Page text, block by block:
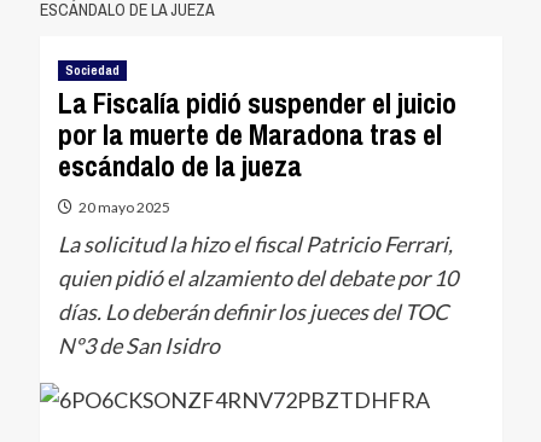
ESCÁNDALO DE LA JUEZA
Sociedad
La Fiscalía pidió suspender el juicio
por la muerte de Maradona tras el
escándalo de la jueza
20 mayo 2025
La solicitud la hizo el fiscal Patricio Ferrari,
quien pidió el alzamiento del debate por 10
días. Lo deberán definir los jueces del TOC
Nº3 de San Isidro